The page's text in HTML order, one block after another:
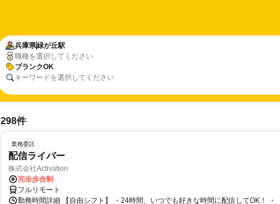
兵庫県緑が丘駅
職種を選択してください
ブランクOK
キーワードを選択してください
298件
業務委託
配信ライバー
株式会社Activation
完全歩合制
フルリモート
勤務時間詳細 【自由シフト】 ・24時間、いつでも好きな時間に配信してOK！ ・